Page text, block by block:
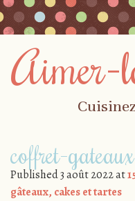
Aimer-
Menu
coffret-
Published3 août 2022at
gâteaux, cakes et tartes